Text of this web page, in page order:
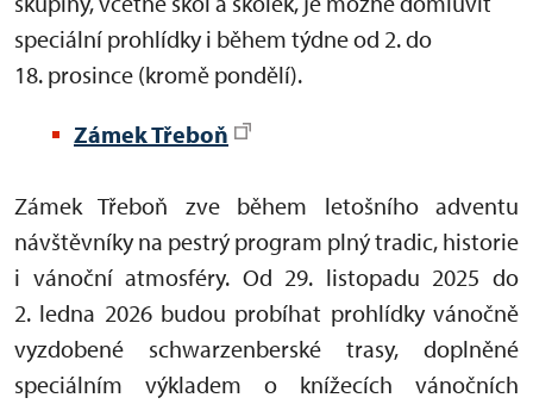
speciální prohlídky i během týdne od 2. do
18. prosince (kromě pondělí).
Zámek Třeboň
Zámek Třeboň zve během letošního adventu
návštěvníky na pestrý program plný tradic, historie
i vánoční atmosféry. Od 29. listopadu 2025 do
2. ledna 2026 budou probíhat prohlídky vánočně
vyzdobené schwarzenberské trasy, doplněné
speciálním výkladem o knížecích vánočních